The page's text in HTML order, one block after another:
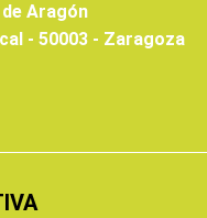
Aragón
- 50003 - Zaragoza